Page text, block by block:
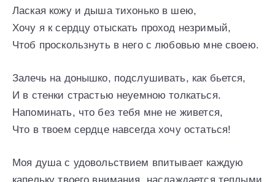
Лаская кожу и дыша тихонько в шею,
Хочу я к сердцу отыскать проход незримый,
Чтоб проскользнуть в него с любовью мне своею.
Залечь на донышко, подслушивать, как бьется,
И в стенки страстью неуемною толкаться.
Напоминать, что без тебя мне не живется,
Что в твоем сердце навсегда хочу остаться!
Моя душа с удовольствием впитывает каждую
капельку твоего внимания, наслаждается теплыми